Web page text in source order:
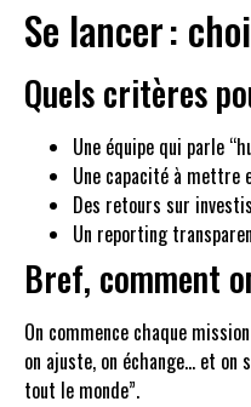
Se lancer :
Quels critères
Une équipe qui parle
Une capacité à mettre
Des retours sur
Un reporting
Bref, comment
On commence chaque
on ajuste, on échange… et on
tout le monde”.